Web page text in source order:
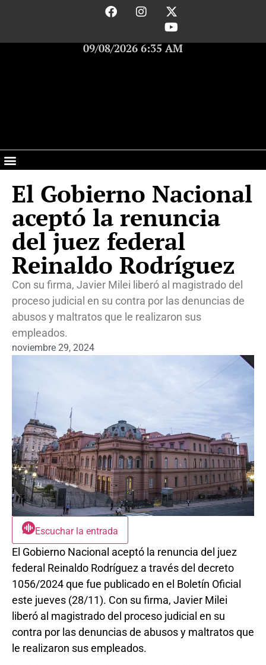
09/08/2026 6:35 AM
El Gobierno Nacional
aceptó la renuncia
del juez federal
Reinaldo Rodríguez
Con su firma, Javier Milei liberó al magistrado del
proceso judicial en su contra por las denuncias de
abusos y maltratos que le realizaron sus
empleados.
noviembre 29, 2024
Escuchar la entrada
El Gobierno Nacional aceptó la renuncia del juez
federal Reinaldo Rodríguez a través del decreto
1056/2024 que fue publicado en el Boletín Oficial
este jueves (28/11). Con su firma, Javier Milei
liberó al magistrado del proceso judicial en su
contra por las denuncias de abusos y maltratos que
le realizaron sus empleados.